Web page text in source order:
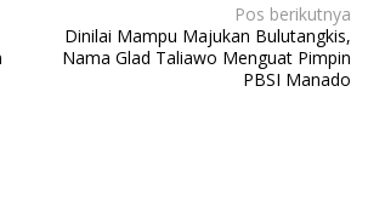
Pos berikutnya
Dinilai Mampu Majukan Bulutangkis,
Nama Glad Taliawo Menguat Pimpin
PBSI Manado